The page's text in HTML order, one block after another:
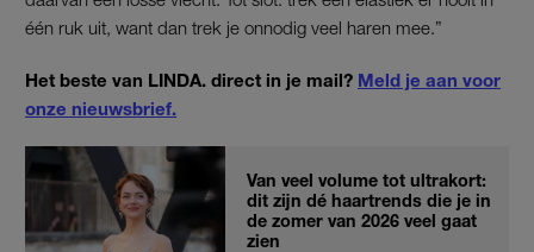
één ruk uit, want dan trek je onnodig veel haren mee.”
Het beste van LINDA. direct in je mail? Meld je aan voor
onze nieuwsbrief.
Van veel volume tot ultrakort:
dit zijn dé haartrends die je in
de zomer van 2026 veel gaat
zien